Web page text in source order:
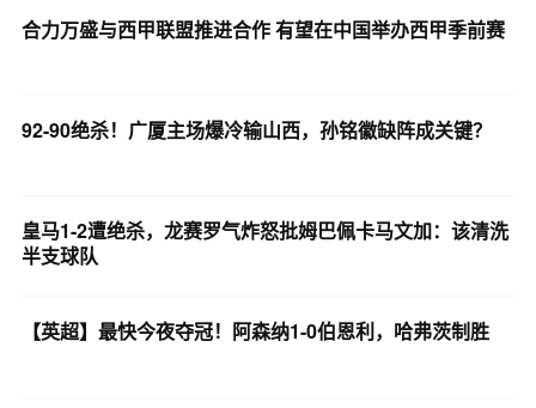
合力万盛与西甲联盟推进合作 有望在中国举办西甲季前赛
92-90绝杀！广厦主场爆冷输山西，孙铭徽缺阵成关键？
皇马1-2遭绝杀，龙赛罗气炸怒批姆巴佩卡马文加：该清洗
半支球队
【英超】最快今夜夺冠！阿森纳1-0伯恩利，哈弗茨制胜